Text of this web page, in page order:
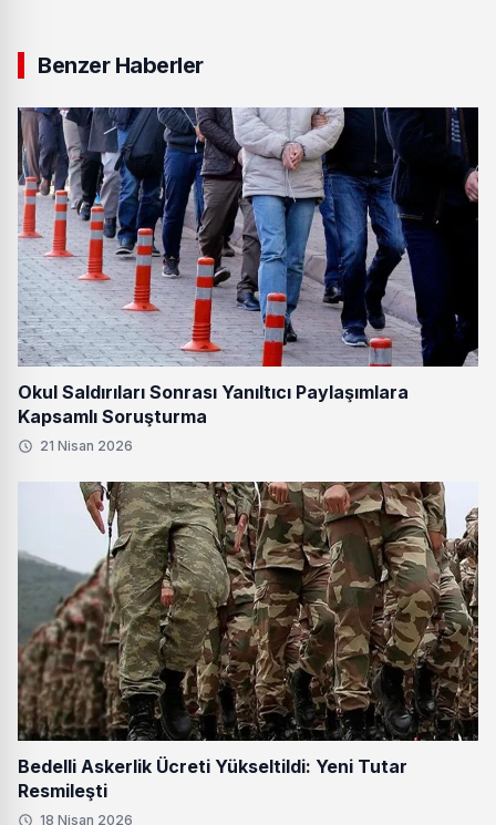
Benzer Haberler
Okul Saldırıları Sonrası Yanıltıcı Paylaşımlara
Kapsamlı Soruşturma
21 Nisan 2026
Bedelli Askerlik Ücreti Yükseltildi: Yeni Tutar
Resmileşti
18 Nisan 2026